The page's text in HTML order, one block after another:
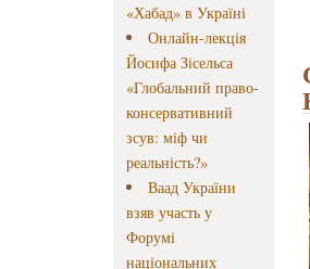
«Хабад» в Україні
Онлайн-лекція
Йосифа Зісельса
«Глобальний право-
консервативний
зсув: міф чи
реальність?»
Ваад України
взяв участь у
Форумі
національних